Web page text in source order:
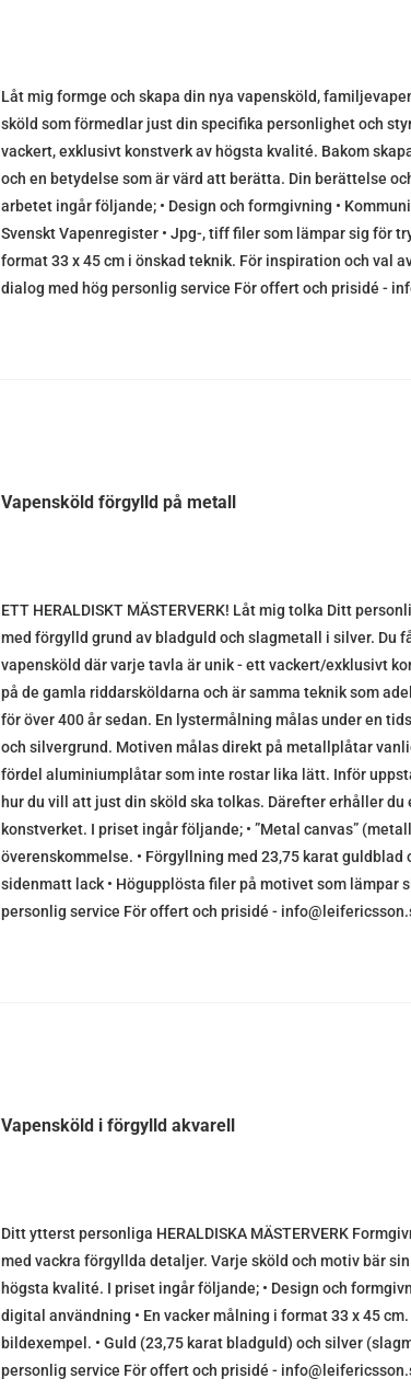
Låt mig formge och skapa din nya vapensköld,
sköld som förmedlar just din specifika personlighet och
vackert, exklusivt konstverk av högsta kvalité. Bakom
och en betydelse som är värd att berätta. Din berättelse
arbetet ingår följande; • Design och formgivning •
Svenskt Vapenregister • Jpg-, tiff filer som lämpar sig för
format 33 x 45 cm i önskad teknik. För inspiration och val
dialog med hög personlig service För offert och prisidé -
Vapensköld förgylld på metall
ETT HERALDISKT MÄSTERVERK! Låt mig tolka Ditt
med förgylld grund av bladguld och slagmetall i silver. Du
vapensköld där varje tavla är unik - ett vackert/exklusivt
på de gamla riddarsköldarna och är samma teknik som
för över 400 år sedan. En lystermålning målas under en
och silvergrund. Motiven målas direkt på metallplåtar
fördel aluminiumplåtar som inte rostar lika lätt. Inför
hur du vill att just din sköld ska tolkas. Därefter erhåller
konstverket. I priset ingår följande; • ”Metal canvas”
överenskommelse. • Förgyllning med 23,75 karat
sidenmatt lack • Högupplösta filer på motivet som lämpar
personlig service För offert och prisidé -
Vapensköld i förgylld akvarell
Ditt ytterst personliga HERALDISKA MÄSTERVERK
med vackra förgyllda detaljer. Varje sköld och motiv bär
högsta kvalité. I priset ingår följande; • Design och
digital användning • En vacker målning i format 33 x 45
bildexempel. • Guld (23,75 karat bladguld) och silver
personlig service För offert och prisidé -